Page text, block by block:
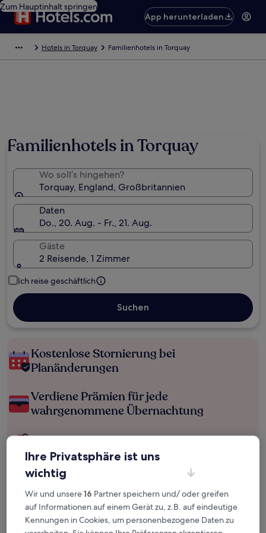
Zum Hauptinhalt springen
App herunterladen
Hotels in Torquay Familienhotels in Torquay
Familienhotels in Torquay
Wo soll’s hingehen?
Torquay, England, Großbritannien
Daten
Do., 20. Aug. - Fr., 21. Aug.
Gäste
2 Reisende, 1 Zimmer
Ich reise geschäftlich
Suchen
Kostenlose Stornierung bei
Planänderungen
Verdiene Prämien für jede
wahrgenommene Übernachtung
Überprüfe die Preise für diese Daten
Heute
6. Aug. - 7. Aug.
Morgen
7. Aug. - 8. Aug.
Ihre Privatsphäre ist uns
wichtig
Wir und unsere16 Partner speichern und/ oder greifen
auf Informationen auf einem Gerät zu, z.B. auf eindeutige
Kennungen in Cookies, um personenbezogene Daten zu